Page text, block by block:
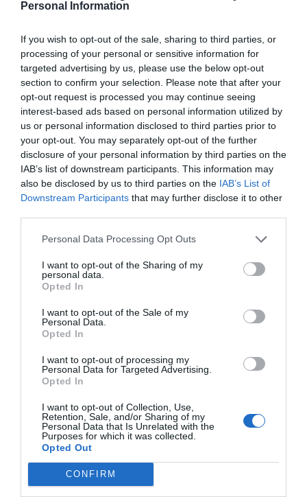
Personal Information
If you wish to opt-out of the sale, sharing to third parties, or
processing of your personal or sensitive information for
targeted advertising by us, please use the below opt-out
section to confirm your selection. Please note that after your
opt-out request is processed you may continue seeing
interest-based ads based on personal information utilized by
us or personal information disclosed to third parties prior to
your opt-out. You may separately opt-out of the further
disclosure of your personal information by third parties on the
IAB’s list of downstream participants. This information may
also be disclosed by us to third parties on the IAB’s List of
Downstream Participants that may further disclose it to other
Personal Data Processing Opt Outs
I want to opt-out of the Sharing of my
personal data.
Opted In
I want to opt-out of the Sale of my
Personal Data.
Opted In
I want to opt-out of processing my
Personal Data for Targeted Advertising.
Opted In
I want to opt-out of Collection, Use,
Retention, Sale, and/or Sharing of my
Personal Data that Is Unrelated with the
Purposes for which it was collected.
Opted Out
CONFIRM
Παγκόσμιο σοκ για τον Λάζαρ Τζούκιτς που πνίγηκε σε αγώνα
Cross Fit
Νότια Κορέα: Αίτημα από εισαγγελείς για την προφυλάκιση του
με εξέγερση, όταν ο ίδιος κήρυξε στρατιωτικό νόμο